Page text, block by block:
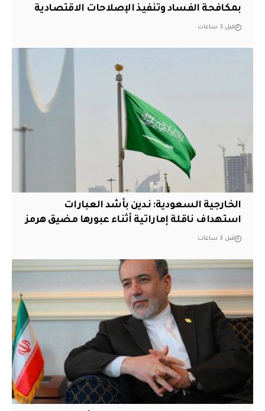
بمكافحة الفساد وتنفيذ الإصلاحات الاقتصادية
قبل 3 ساعات
‏الخارجية السعودية: ندين بأشد العبارات
استهداف ناقلة إماراتية أثناء عبورها مضيق هرمز
قبل 3 ساعات